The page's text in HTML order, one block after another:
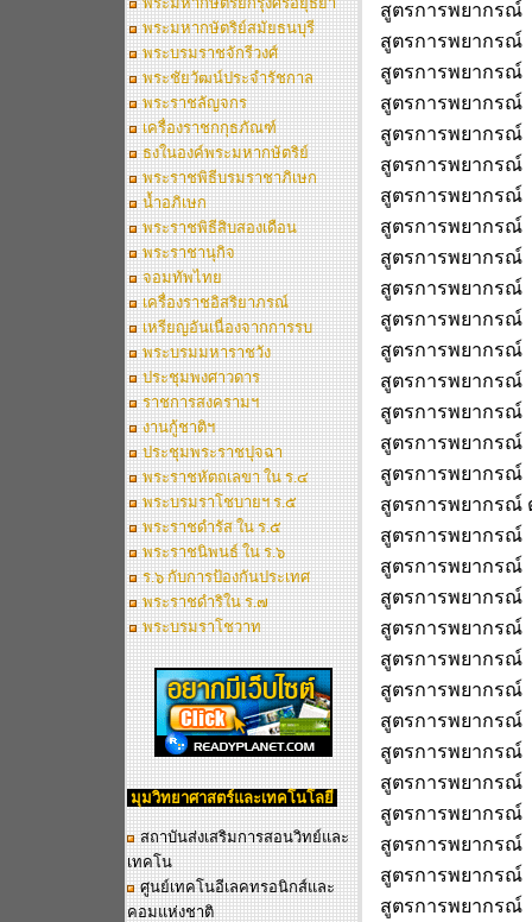
พระมหากษัตริย์สมัยธนบุรี
พระบรมราชจักรีวงศ์
พระชัยวัฒน์ประจำรัชกาล
พระราชลัญจกร
เครื่องราชกกุธภัณฑ์
ธงในองค์พระมหากษัตริย์
พระราชพิธีบรมราชาภิเษก
น้ำอภิเษก
พระราชพิธีสิบสองเดือน
พระราชานุกิจ
จอมทัพไทย
เครื่องราชอิสริยาภรณ์
เหรียญอันเนื่องจากการรบ
พระบรมมหาราชวัง
ประชุมพงศาวดาร
ราชการสงครามฯ
งานกู้ชาติฯ
ประชุมพระราชปุจฉา
พระราชหัตถเลขา ใน ร.๔
พระบรมราโชบายฯ ร.๕
พระราชดำรัส ใน ร.๕
พระราชนิพนธ์ ใน ร.๖
ร.๖ กับการป้องกันประเทศ
พระราชดำริใน ร.๗
พระบรมราโชวาท
มุมวิทยาศาสตร์และเทคโนโลยี
สถาบันส่งเสริมการสอนวิทย์และ
เทคโน
ศูนย์เทคโนอีเลคทรอนิกส์และ
คอมแห่งชาติ
สูตรการพยากรณ์
สูตรการพยากรณ์
สูตรการพยากรณ์
สูตรการพยากรณ์
สูตรการพยากรณ์
สูตรการพยากรณ์
สูตรการพยากรณ์
สูตรการพยากรณ์
สูตรการพยากรณ์
สูตรการพยากรณ์
สูตรการพยากรณ์
สูตรการพยากรณ์
สูตรการพยากรณ์
สูตรการพยากรณ์
สูตรการพยากรณ์
สูตรการพยากรณ์
สูตรการพยากรณ์
สูตรการพยากรณ์
สูตรการพยากรณ์
สูตรการพยากรณ์
สูตรการพยากรณ์
สูตรการพยากรณ์
สูตรการพยากรณ์
สูตรการพยากรณ์
สูตรการพยากรณ์
สูตรการพยากรณ์
สูตรการพยากรณ์
สูตรการพยากรณ์
สูตรการพยากรณ์
สูตรการพยากรณ์